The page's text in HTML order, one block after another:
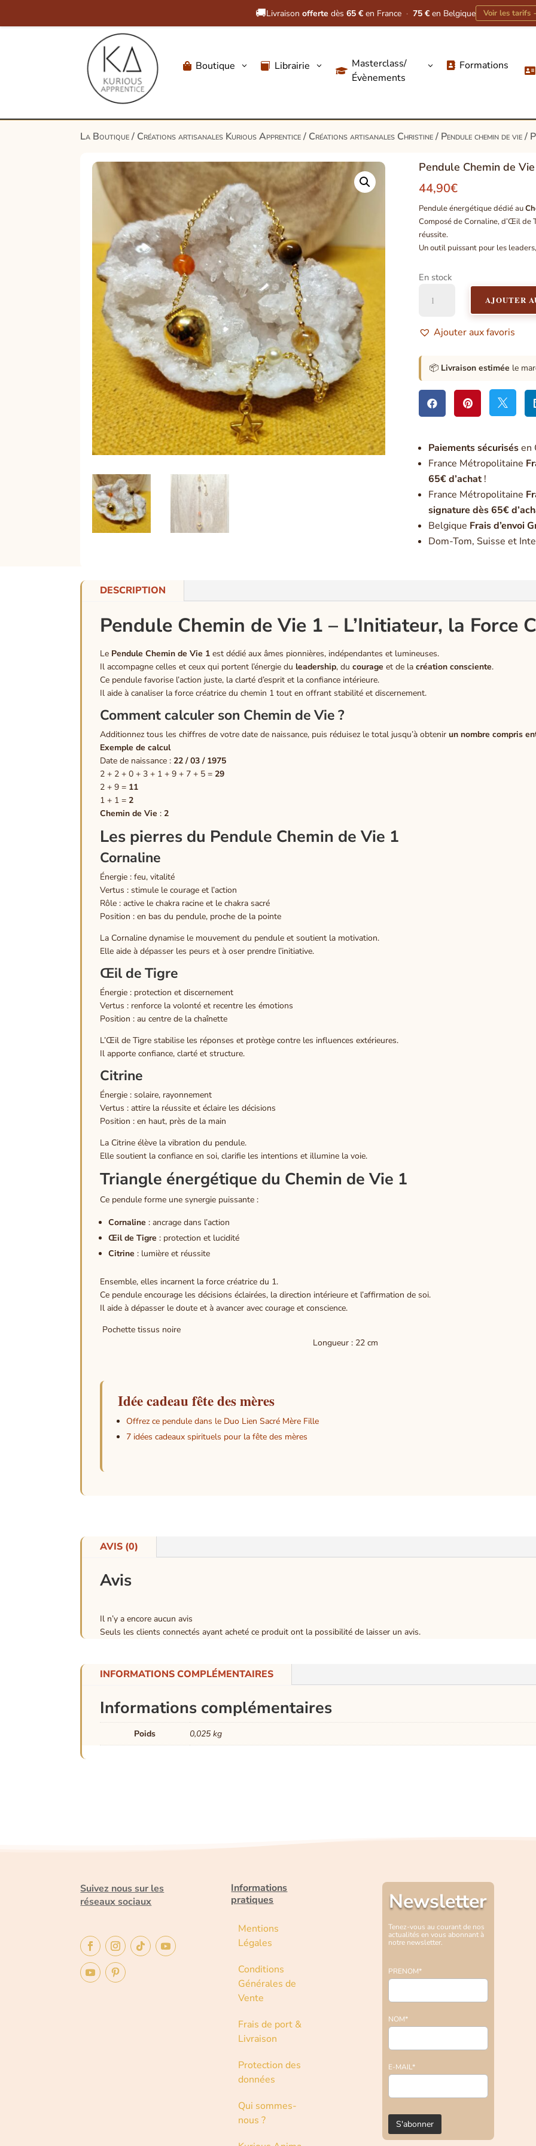
🚚Livraison offerte dès 65 € en France · 75 € en Belgique Voir les tarifs
 Boutique 3  Librairie 3

Masterclass/
Évènements
3  Formations 
La Boutique/ Créations artisanales Kurious Apprentice/ Créations artisanales Christine/ Pendule chemin de vie/
Pendule Chemin de
44,90€
Pendule énergétique dédié au
Composé de Cornaline, d’Œil de
réussite.
Un outil puissant pour les
En stock
Chemin
Vie
AJOUTER
Ajouter aux favoris
📦 Livraison estimée le
  
Paiements sécurisésen
France Métropolitaine
65€ d’achat!
France Métropolitaine
signature dès 65€
Belgique Frais d’envoi
Dom-Tom, Suisse et
DESCRIPTION
Pendule Chemin de Vie 1 – L’Initiateur, la Force
Le Pendule Chemin de Vie 1 est dédié aux âmes pionnières, indépendantes et lumineuses.
Il accompagne celles et ceux qui portent l’énergie du leadership, ducourage et de lacréation consciente.
Ce pendule favorise l’action juste, la clarté d’esprit et la confiance intérieure.
Il aide à canaliser la force créatrice du chemin 1 tout en offrant stabilité et discernement.
Comment calculer son Chemin de Vie ?
Additionnez tous les chiffres de votre date de naissance, puis réduisez le total jusqu’à obtenirun nombre compris
Exemple de calcul
Date de naissance :22 / 03 / 1975
2 + 2 + 0 + 3 + 1 + 9 + 7 + 5 =29
2 + 9 = 11
1 + 1 =2
Chemin de Vie :2
Les pierres du Pendule Chemin de Vie 1
Cornaline
Énergie : feu, vitalité
Vertus : stimule le courage et l’action
Rôle : active le chakra racine et le chakra sacré
Position : en bas du pendule, proche de la pointe
La Cornaline dynamise le mouvement du pendule et soutient la motivation.
Elle aide à dépasser les peurs et à oser prendre l’initiative.
Œil de Tigre
Énergie : protection et discernement
Vertus : renforce la volonté et recentre les émotions
Position : au centre de la chaînette
L’Œil de Tigre stabilise les réponses et protège contre les influences extérieures.
Il apporte confiance, clarté et structure.
Citrine
Énergie : solaire, rayonnement
Vertus : attire la réussite et éclaire les décisions
Position : en haut, près de la main
La Citrine élève la vibration du pendule.
Elle soutient la confiance en soi, clarifie les intentions et illumine la voie.
Triangle énergétique du Chemin de Vie 1
Ce pendule forme une synergie puissante :
Cornaline : ancrage dans l’action
Œil de Tigre : protection et lucidité
Citrine : lumière et réussite
Ensemble, elles incarnent la force créatrice du 1.
Ce pendule encourage les décisions éclairées, la direction intérieure et l’affirmation de soi.
Il aide à dépasser le doute et à avancer avec courage et conscience.
Pochette
Longueur :
Poids : 22
Idée cadeau fête des mères
Offrez ce pendule dans le Duo Lien Sacré Mère Fille
7 idées cadeaux spirituels pour la fête des mères
AVIS (0)
Avis
Il n’y a encore aucun avis
Seuls les clients connectés ayant acheté ce produit ont la possibilité de laisser un avis.
INFORMATIONS COMPLÉMENTAIRES
Informations complémentaires
Poids 0,025 kg
Suivez nous sur les
réseaux sociaux
Informations
pratiques
Mentions
Légales
Conditions
Générales de
Vente
Frais de port &
Livraison
Protection des
données
Qui sommes-
nous ?
Newsletter
Tenez-vous au courant de nos
actualités en vous abonnant à
notre newsletter.
PRENOM*
NOM*
E-MAIL*